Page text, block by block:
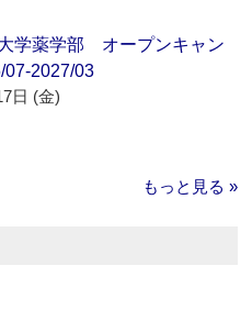
学薬学部 オープンキャン
2027/03
日 (金)
もっと見る »